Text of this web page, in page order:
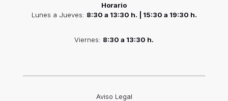
Horario
Lunes a Jueves: 8:30 a 13:30 h. | 15:30 a 19:30 h.
Viernes: 8:30 a 13:30 h.
Aviso Legal